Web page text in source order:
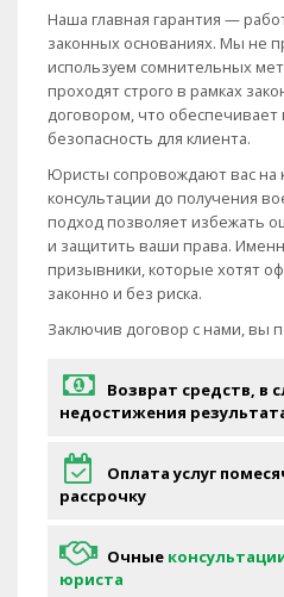
Наша главная гарантия —
законных основаниях. Мы не
используем сомнительных
проходят строго в рамках
договором, что обеспечивает
безопасность для клиента.
Юристы сопровождают вас на
консультации до получения
подход позволяет избежать
и защитить ваши права.
призывники, которые хотят
законно и без риска.
Заключив договор с нами, вы
Возврат средств, в
недостижения
Оплата услуг
рассрочку
Очные
юриста